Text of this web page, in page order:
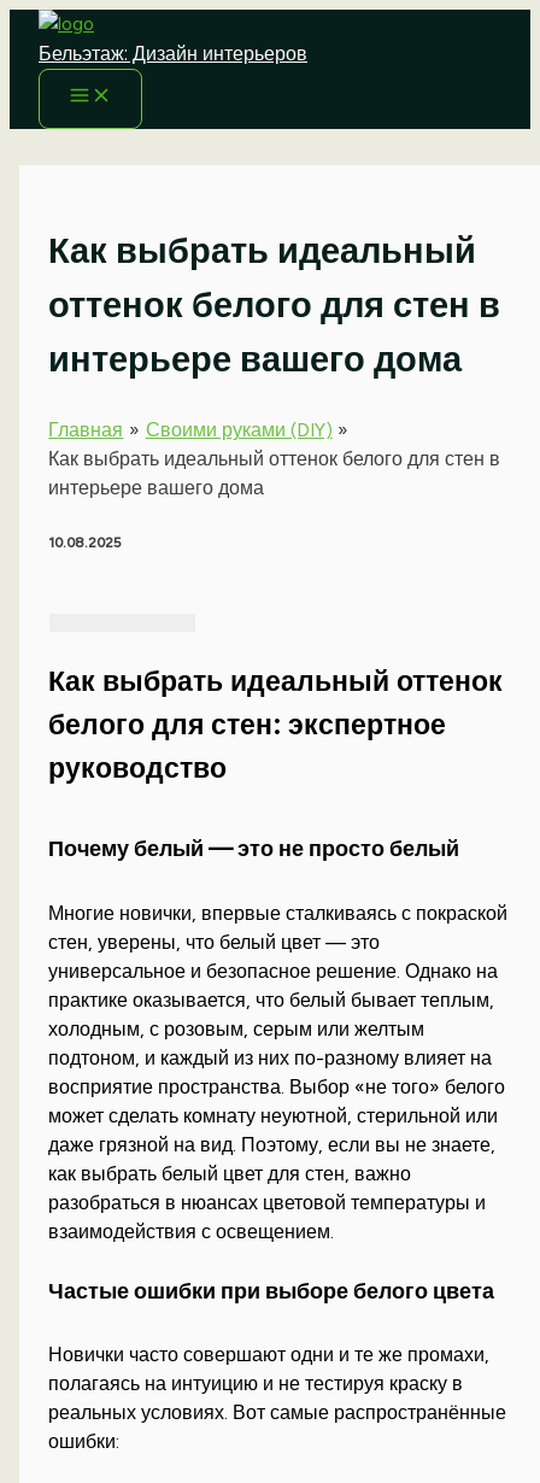
Перейти
содержимому
Бельэтаж: Дизайн интерьеров
Как выбрать идеальный
оттенок белого для стен в
интерьере вашего дома
Главная
Своими руками (DIY)
Как выбрать идеальный оттенок белого для стен в
интерьере вашего дома
10.08.2025
Как выбрать идеальный оттенок
белого для стен: экспертное
руководство
Почему белый — это не просто белый
Многие новички, впервые сталкиваясь с покраской
стен, уверены, что белый цвет — это
универсальное и безопасное решение. Однако на
практике оказывается, что белый бывает теплым,
холодным, с розовым, серым или желтым
подтоном, и каждый из них по-разному влияет на
восприятие пространства. Выбор «не того» белого
может сделать комнату неуютной, стерильной или
даже грязной на вид. Поэтому, если вы не знаете,
как выбрать белый цвет для стен, важно
разобраться в нюансах цветовой температуры и
взаимодействия с освещением.
Частые ошибки при выборе белого цвета
Новички часто совершают одни и те же промахи,
полагаясь на интуицию и не тестируя краску в
реальных условиях. Вот самые распространённые
ошибки: